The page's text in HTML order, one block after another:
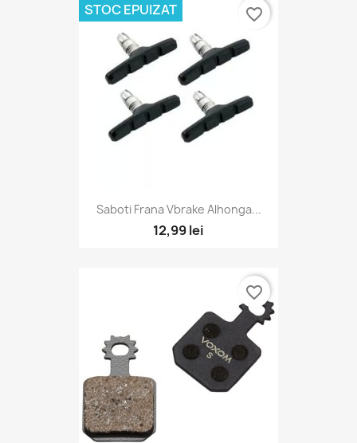
Saboti Frana Vbrake Alhonga...
12,99 lei
STOC EPUIZAT favorite_border
favorite_border